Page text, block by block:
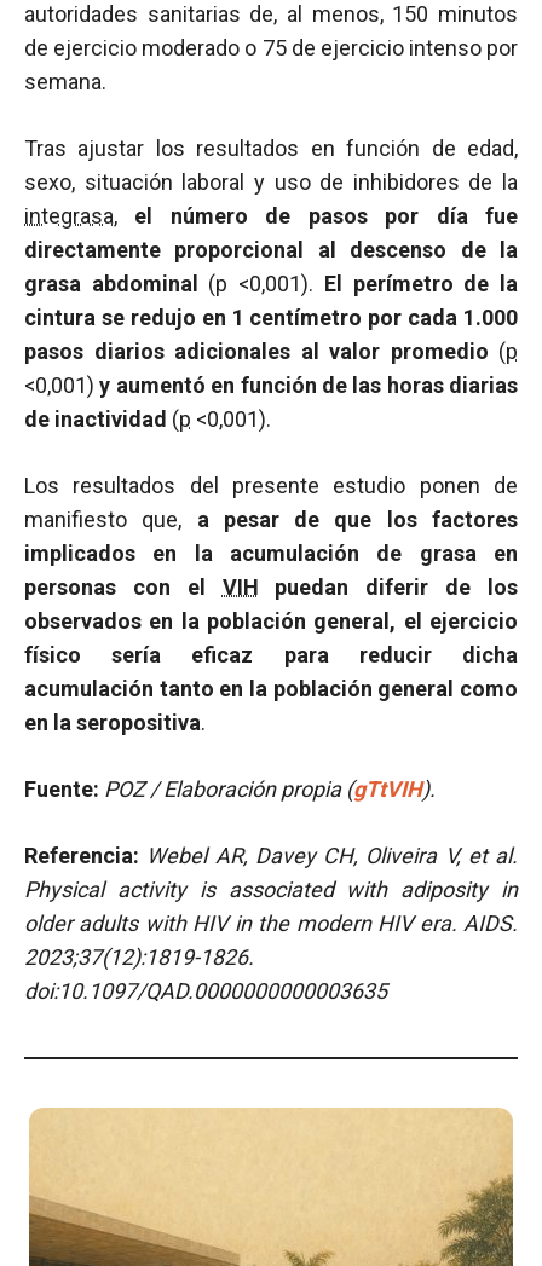
autoridades sanitarias de, al menos, 150 minutos
de ejercicio moderado o 75 de ejercicio intenso por
semana.
Tras ajustar los resultados en función de edad,
sexo, situación laboral y uso de inhibidores de la
integrasa, el número de pasos por día fue
directamente proporcional al descenso de la
grasa abdominal
(p <0,001). El perímetro de la
cintura se redujo en 1 centímetro por cada 1.000
pasos diarios adicionales al valor promedio (p
<0,001)y aumentó en función de las horas diarias
de inactividad (p <0,001).
Los resultados del presente estudio ponen de
manifiesto que, a pesar de que los factores
implicados en la acumulación de grasa en
personas con el VIH puedan diferir de los
observados en la población general, el ejercicio
físico sería eficaz para reducir dicha
acumulación tanto en la población general como
en la seropositiva.
Fuente: POZ / Elaboración propia (gTtVIH).
Referencia: Webel AR, Davey CH, Oliveira V, et al.
Physical activity is associated with adiposity in
older adults with HIV in the modern HIV era. AIDS.
2023;37(12):1819-1826.
doi:10.1097/QAD.0000000000003635